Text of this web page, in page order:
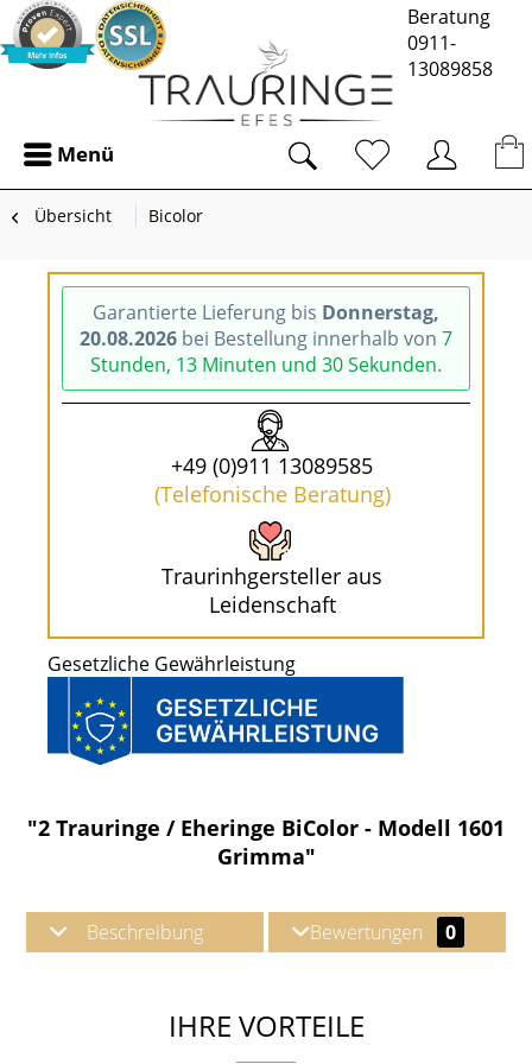
Beratung
0911-
13089858
Menü
Übersicht Bicolor
Garantierte Lieferung bis Donnerstag,
20.08.2026 bei Bestellung innerhalb von 7
Stunden, 13 Minuten und 30 Sekunden.
+49 (0)911 13089585
(Telefonische Beratung)
Traurinhgersteller aus
Leidenschaft
Gesetzliche Gewährleistung
"2 Trauringe / Eheringe BiColor - Modell 1601
Grimma"
Beschreibung Bewertungen 0
IHRE VORTEILE